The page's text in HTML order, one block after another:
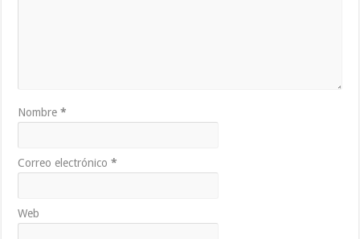
Nombre*
Correo electrónico*
Web